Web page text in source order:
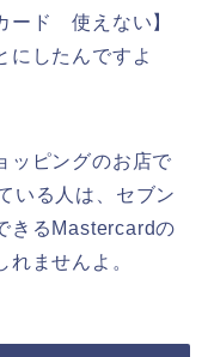
ード 使えない】
にしたんですよ
ッピングのお店で
いる人は、セブン
きるMastercardの
ませんよ。